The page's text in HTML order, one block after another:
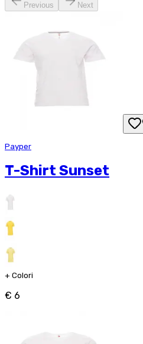
Previous Next
Payper
T-Shirt Sunset
+ Colori
€ 6